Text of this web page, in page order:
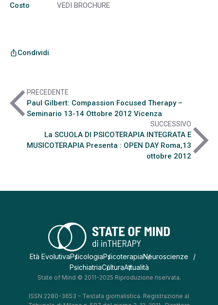
Costo VEDI BROCHURE
ios_shareCondividi
arrow_back_iosPRECEDENTE
Paul Gilbert: Compassion Focused Therapy –
Seminario 13-14 Ottobre 2012 Vicenza
SUCCESSIVO
La SCUOLA DI PSICOTERAPIA INTEGRATA E
MUSICOTERAPIA Presenta : OPEN DAY Roma,13
ottobre 2012arrow_forward_ios
Età EvolutivaPsicologiaPsicoterapiaNeuroscienze
PsichiatriaCulturaAttualità
State of Mind © 2011-2025 Riproduzione riservata.
ISSN 2280-3653 – Testata giornalistica. Registrazione al